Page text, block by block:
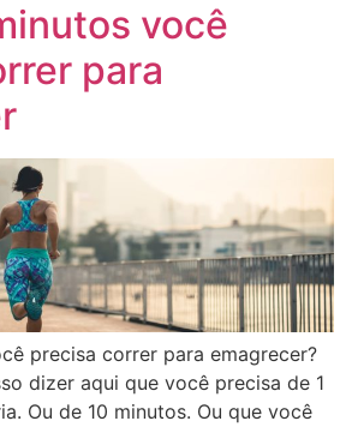
você
para
precisa correr para emagrecer?
dizer aqui que você precisa de 1
Ou de 10 minutos. Ou que você